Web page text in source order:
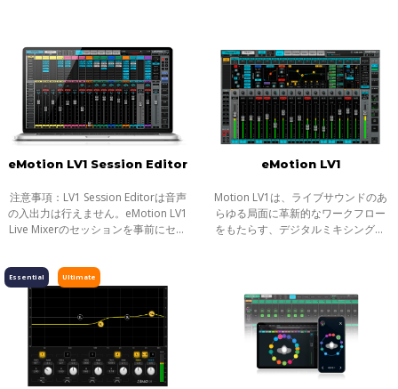
すべて
音楽制作
動画音声編集
ライブ
ポスプロ
eMotion LV1 Session Editor
注意事項：LV1 Session Editorは音声
の入出力は行えません。eMotion LV1
Live Mixerのセッションを事前にセッ
eMotion LV1
Motion LV1は、ライブサウンドのあ
らゆる局面に革新的なワークフロー
をもたらす、デジタルミキシング・
要求され
Ultimate
Essential